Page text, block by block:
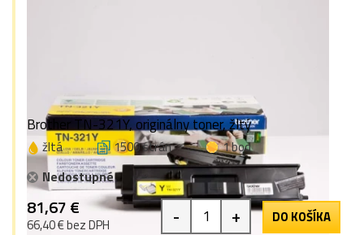
Brother TN-321Y, originálny toner, žltý
žltá 1500 strán
1 bod
Nedostupné
81,67 €
66,40 € bez DPH - + DO KOŠÍKA